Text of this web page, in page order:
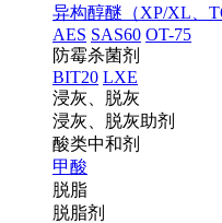
异构醇醚（XP/XL、
AES SAS60 OT-75
防霉杀菌剂
BIT20 LXE
浸灰、脱灰
浸灰、脱灰助剂
酸类中和剂
甲酸
脱脂
脱脂剂